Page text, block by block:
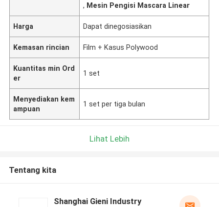
, Mesin Pengisi Mascara Linear
Harga Dapat dinegosiasikan
Kemasan rincian Film + Kasus Polywood
Kuantitas min Ord
er
1 set
Menyediakan kem
ampuan
1 set per tiga bulan
Lihat Lebih
Tentang kita
Shanghai Gieni Industry